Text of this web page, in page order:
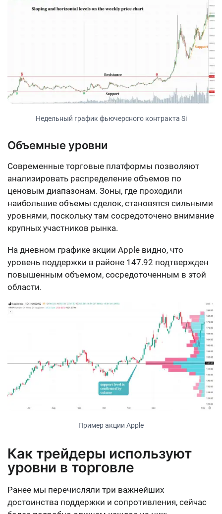
Недельный график фьючерсного контракта Si
Объемные уровни
Современные торговые платформы позволяют
анализировать распределение объемов по
ценовым диапазонам. Зоны, где проходили
наибольшие объемы сделок, становятся сильными
уровнями, поскольку там сосредоточено внимание
крупных участников рынка.
На дневном графике акции Apple видно, что
уровень поддержки в районе 147.92 подтвержден
повышенным объемом, сосредоточенным в этой
области.
Пример акции Apple
Как трейдеры используют
уровни в торговле
Ранее мы перечисляли три важнейших
достоинства поддержки и сопротивления, сейчас